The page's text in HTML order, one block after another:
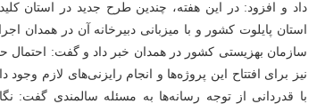
داد و افزود: در این هفته، چندین طرح جدید در استان
استان پایلوت کشور و با میزبانی دبیرخانه آن در
سازمان بهزیستی کشور در همدان خبر داد و گفت: احتمال
نیز برای افتتاح این پروژه‌ها و انجام رایزنی‌های لازم
با قدردانی از توجه رسانه‌ها به مسئله سالمندی گفت: